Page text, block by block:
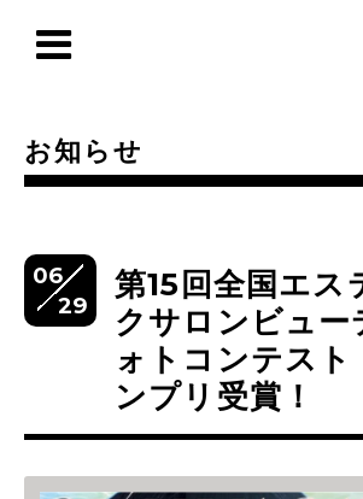
お知らせ
06
29
第15回全国エス
クサロンビュー
ォトコンテス
ンプリ受賞！